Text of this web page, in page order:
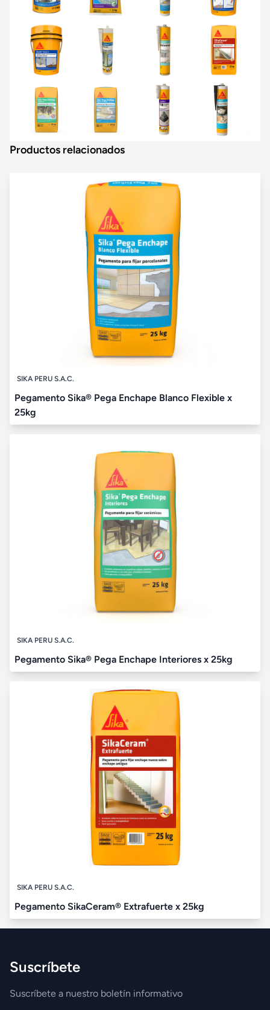
Productos relacionados
SIKA PERU S.A.C.
Pegamento Sika® Pega Enchape Blanco Flexible x
25kg
SIKA PERU S.A.C.
Pegamento Sika® Pega Enchape Interiores x 25kg
SIKA PERU S.A.C.
Pegamento SikaCeram® Extrafuerte x 25kg
Suscríbete
Suscríbete a nuestro boletín informativo